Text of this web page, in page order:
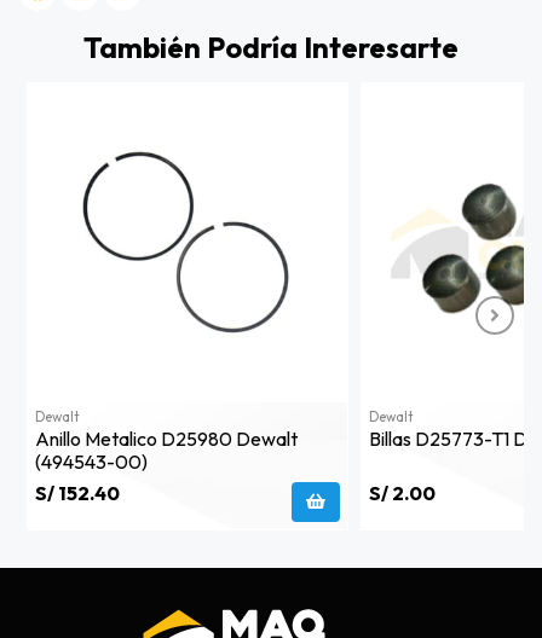
También Podría Interesarte
Dewalt
Anillo Metalico D25980 Dewalt
(494543-00)
S/ 152.40
Dewalt
Billas D25773-T1
S/ 2.00